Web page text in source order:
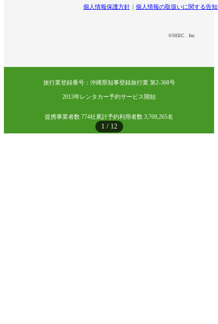
1 / 12
個人情報保護方針 個人情報の取扱いに関する告
©SEEC . Inc
旅行業登録番号：沖縄県知事登録旅行業 第2-368号
2013年レンタカー予約サービス開始
提携事業者数 774社累計予約利用者数 3,769,265名